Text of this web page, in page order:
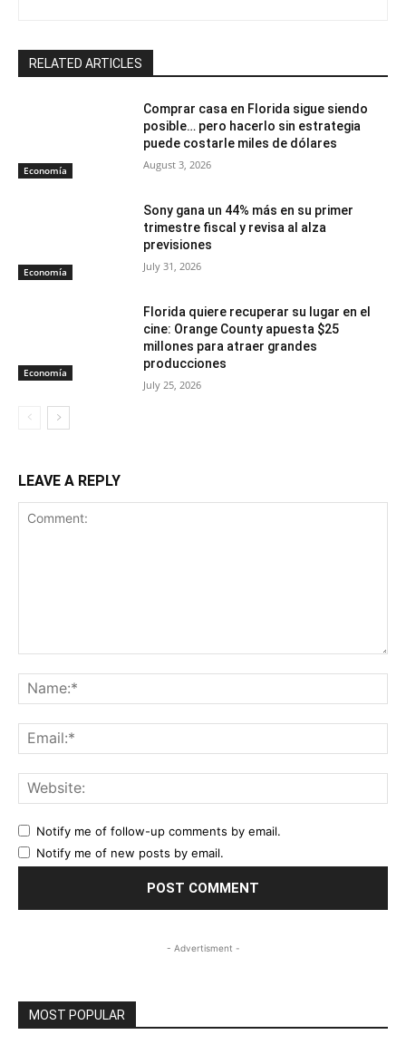
RELATED ARTICLES
Economía
Comprar casa en Florida sigue siendo
posible… pero hacerlo sin estrategia
puede costarle miles de dólares
August 3, 2026
Economía
Sony gana un 44% más en su primer
trimestre fiscal y revisa al alza
previsiones
July 31, 2026
Economía
Florida quiere recuperar su lugar en el
cine: Orange County apuesta $25
millones para atraer grandes
producciones
July 25, 2026
LEAVE A REPLY
Notify me of follow-up comments by email.
Notify me of new posts by email.
- Advertisment -
MOST POPULAR